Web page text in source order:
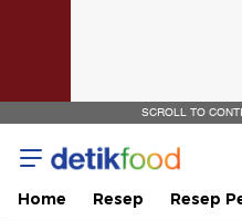
SCROLL TO
Home Resep Resep